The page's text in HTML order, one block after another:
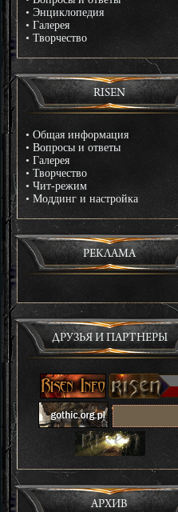
• Энциклопедия
• Галерея
• Творчество
RISEN
• Общая информация
• Вопросы и ответы
• Галерея
• Творчество
• Чит-режим
• Моддинг и настройка
РЕКЛАМА
ДРУЗЬЯ И ПАРТНЕРЫ
АРХИВ